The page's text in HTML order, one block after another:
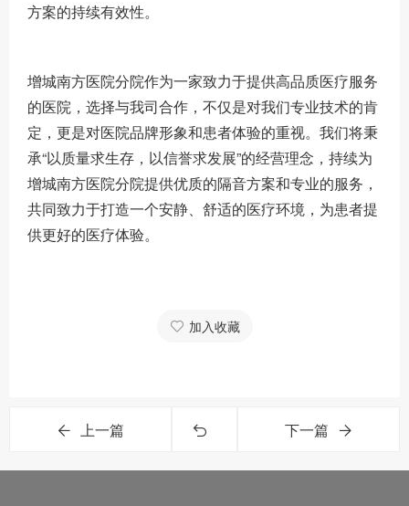
方案的持续有效性。
增城南方医院分院作为一家致力于提供高品质医疗服务
的医院，选择与我司合作，不仅是对我们专业技术的肯
定，更是对医院品牌形象和患者体验的重视。我们将秉
承“以质量求生存，以信誉求发展”的经营理念，持续为
增城南方医院分院提供优质的隔音方案和专业的服务，
共同致力于打造一个安静、舒适的医疗环境，为患者提
供更好的医疗体验。
加入收藏
上一篇 下一篇